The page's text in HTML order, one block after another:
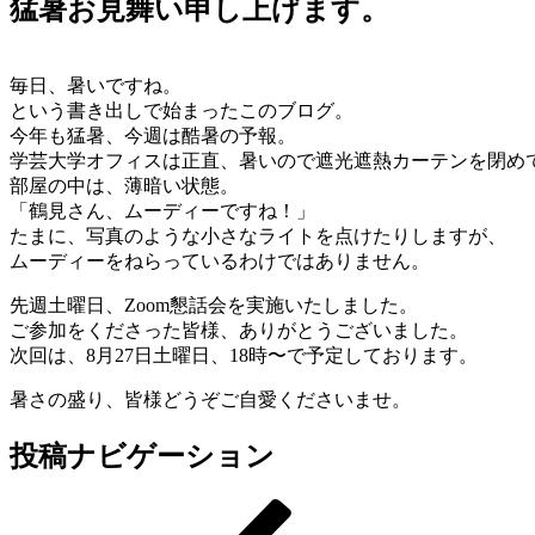
猛暑お見舞い申し上げます。
毎日、暑いですね。
という書き出しで始まったこのブログ。
今年も猛暑、今週は酷暑の予報。
学芸大学オフィスは正直、暑いので遮光遮熱カーテンを閉め
部屋の中は、薄暗い状態。
「鶴見さん、ムーディーですね！」
たまに、写真のような小さなライトを点けたりしますが、
ムーディーをねらっているわけではありません。
先週土曜日、Zoom懇話会を実施いたしました。
ご参加をくださった皆様、ありがとうございました。
次回は、8月27日土曜日、18時〜で予定しております。
暑さの盛り、皆様どうぞご自愛くださいませ。
投稿ナビゲーション